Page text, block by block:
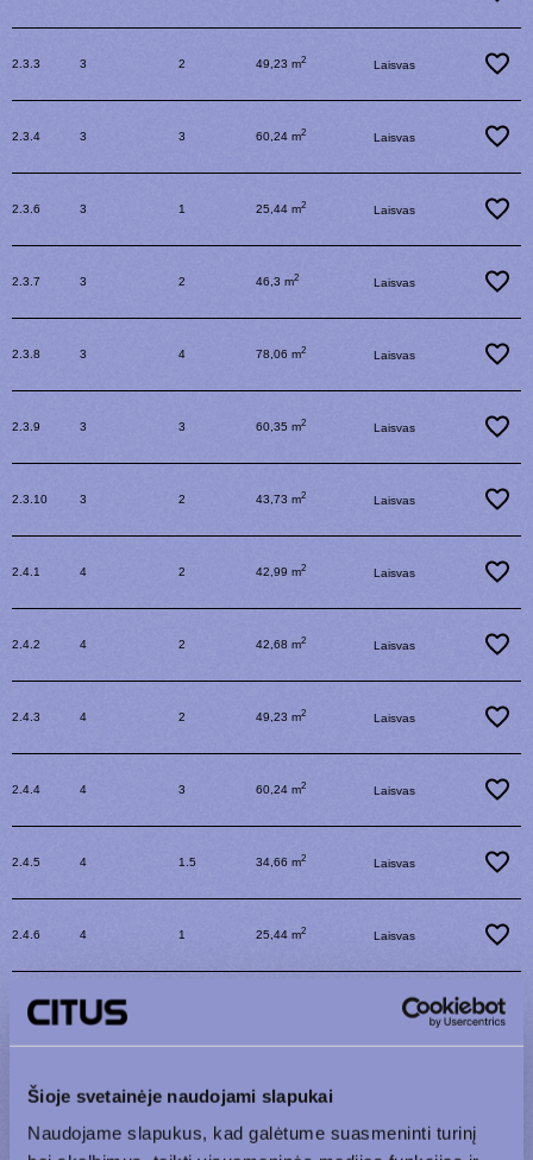
Šioje svetainėje naudojami slapukai
Naudojame slapukus, kad galėtume suasmeninti turinį
2.3.3 3 2 49,23 m2 Laisvas
2.3.4 3 3 60,24 m2 Laisvas
2.3.6 3 1 25,44 m2 Laisvas
2.3.7 3 2 46,3 m2 Laisvas
2.3.8 3 4 78,06 m2 Laisvas
2.3.9 3 3 60,35 m2 Laisvas
2.3.10 3 2 43,73 m2 Laisvas
2.4.1 4 2 42,99 m2 Laisvas
2.4.2 4 2 42,68 m2 Laisvas
2.4.3 4 2 49,23 m2 Laisvas
2.4.4 4 3 60,24 m2 Laisvas
2.4.5 4 1.5 34,66 m2 Laisvas
2.4.6 4 1 25,44 m2 Laisvas
2.4.7 Laisvas
2.4.9 60,35 m Laisvas